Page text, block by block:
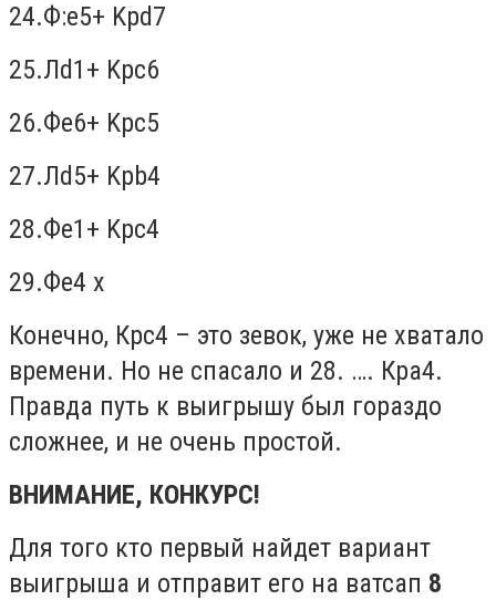
24.Ф:e5+ Kpd7
25.Лd1+ Kpc6
26.Фe6+ Kpc5
27.Лd5+ Kpb4
28.Фe1+ Kpc4
29.Фe4 x
Конечно, Крс4 – это зевок, уже не хватало
времени. Но не спасало и 28. …. Кра4.
Правда путь к выигрышу был гораздо
сложнее, и не очень простой.
ВНИМАНИЕ, КОНКУРС!
Для того кто первый найдет вариант
выигрыша и отправит его на ватсап 8